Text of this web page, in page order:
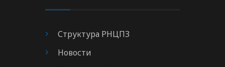
Структура РНЦПЗ
Новости